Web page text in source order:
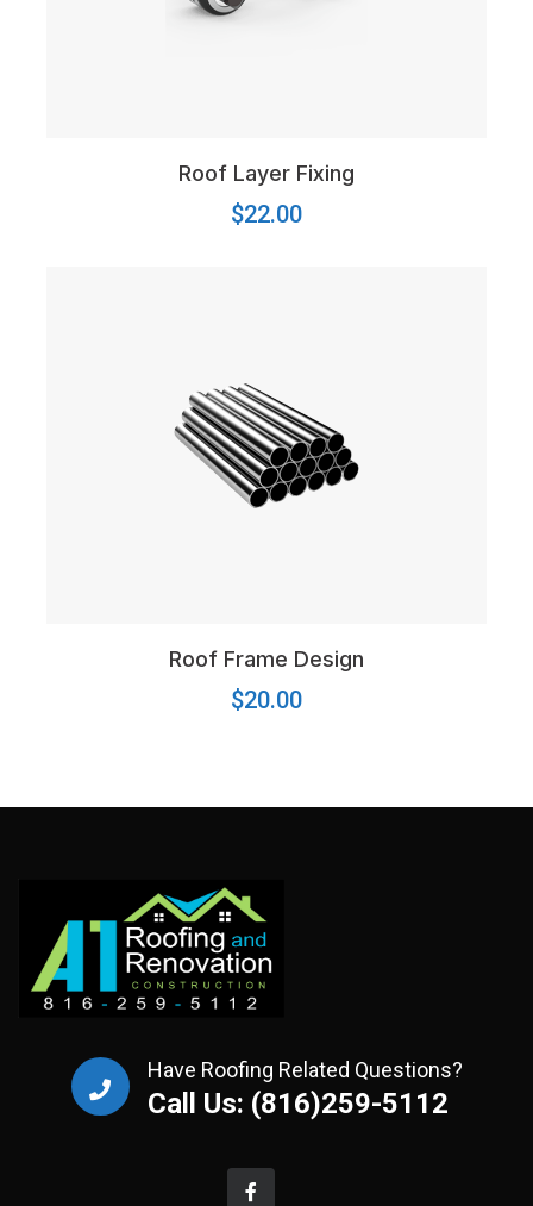
Roof Layer Fixing
$22.00
Roof Frame Design
$20.00
Have Roofing Related Questions?
Call Us: (816)259-5112